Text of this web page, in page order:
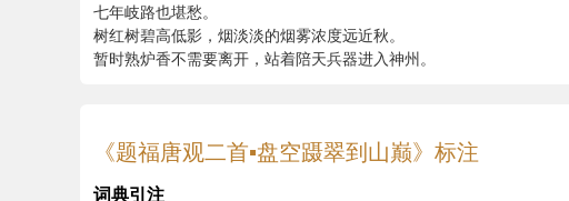
七年岐路也堪愁。
树红树碧高低影，烟淡淡的烟雾浓度远近秋。
暂时熟炉香不需要离开，站着陪天兵器进入神州。
《题福唐观二首▪盘空蹑翠到山巅》标注
词典引注